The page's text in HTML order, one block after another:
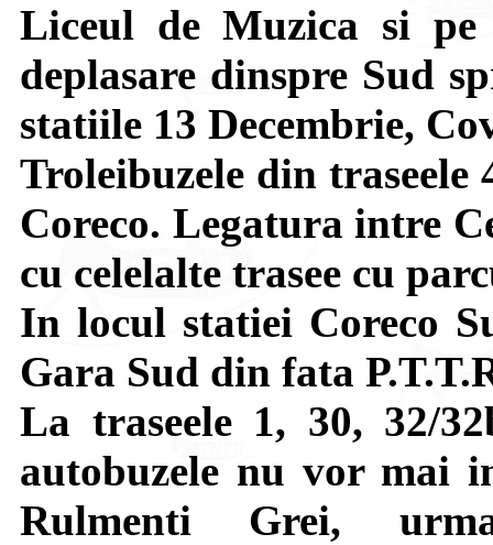
Liceul de Muzica si pe
deplasare dinspre Sud
statiile 13 Decembrie,
Troleibuzele din
Coreco. Legatura intre
cu celelalte trasee cu
In locul statiei Coreco
Gara Sud din fata
La traseele 1, 30, 32/
autobuzele nu vor mai
Rulmenti Grei,